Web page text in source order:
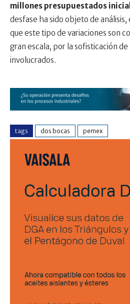
millones presupuestados
desfase ha sido objeto de
que este tipo de variaciones son
gran escala, por la sofisticación
involucrados.
tags dos bocas pemex